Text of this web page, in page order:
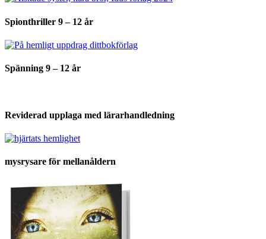
Spionthriller 9 – 12 år
Spänning 9 – 12 år
Reviderad upplaga med lärarhandledning
mysrysare för mellanåldern